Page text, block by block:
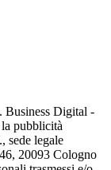
Business Digital -
pubblicità
sede legale
20093 Cologno